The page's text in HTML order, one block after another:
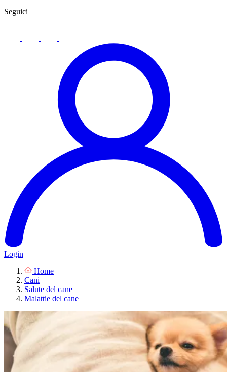
Seguici
Login
Home
Cani
Salute del cane
Malattie del cane